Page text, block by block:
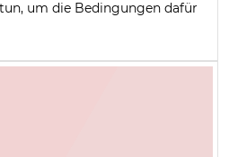
um die Bedingungen dafür